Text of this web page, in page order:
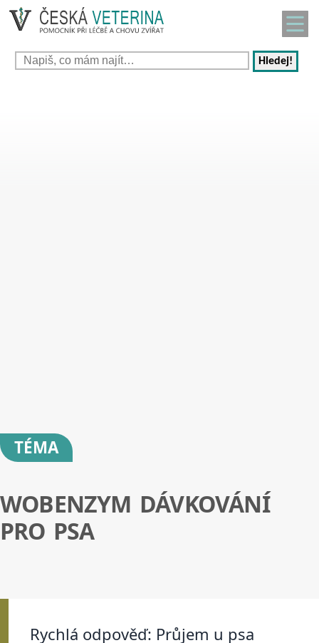
Hledej!
TÉMA
WOBENZYM DÁVKOVÁNÍ
PRO PSA
Rychlá odpověď: Průjem u psa